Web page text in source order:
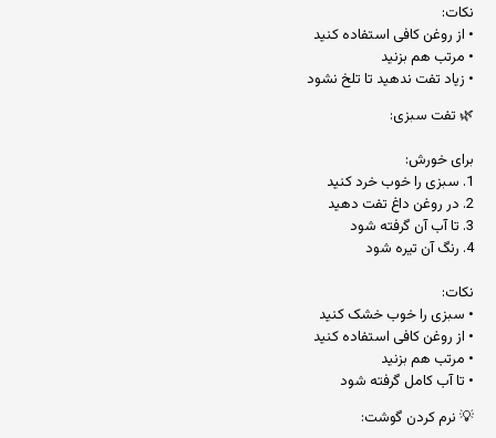
نکات:
• از روغن کافی استفاده کنید
• مرتب هم بزنید
• زیاد تفت ندهید تا تلخ نشود
🌿 تفت سبزی:
برای خورش:
1. سبزی را خوب خرد کنید
2. در روغن داغ تفت دهید
3. تا آب آن گرفته شود
4. رنگ آن تیره شود
نکات:
• سبزی را خوب خشک کنید
• از روغن کافی استفاده کنید
• مرتب هم بزنید
• تا آب کامل گرفته شود
💡 نرم کردن گوشت: